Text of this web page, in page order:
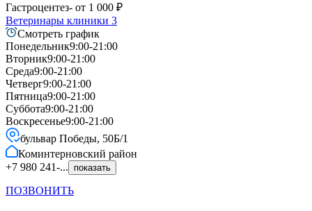
Гастроцентез- от 1 000 ₽
Ветеринары клиники 3
Смотреть график
Понедельник9:00-21:00
Вторник9:00-21:00
Среда9:00-21:00
Четверг9:00-21:00
Пятница9:00-21:00
Суббота9:00-21:00
Воскресенье9:00-21:00
бульвар Победы, 50Б/1
Коминтерновский район
+7 980 241-...
показать
ПОЗВОНИТЬ